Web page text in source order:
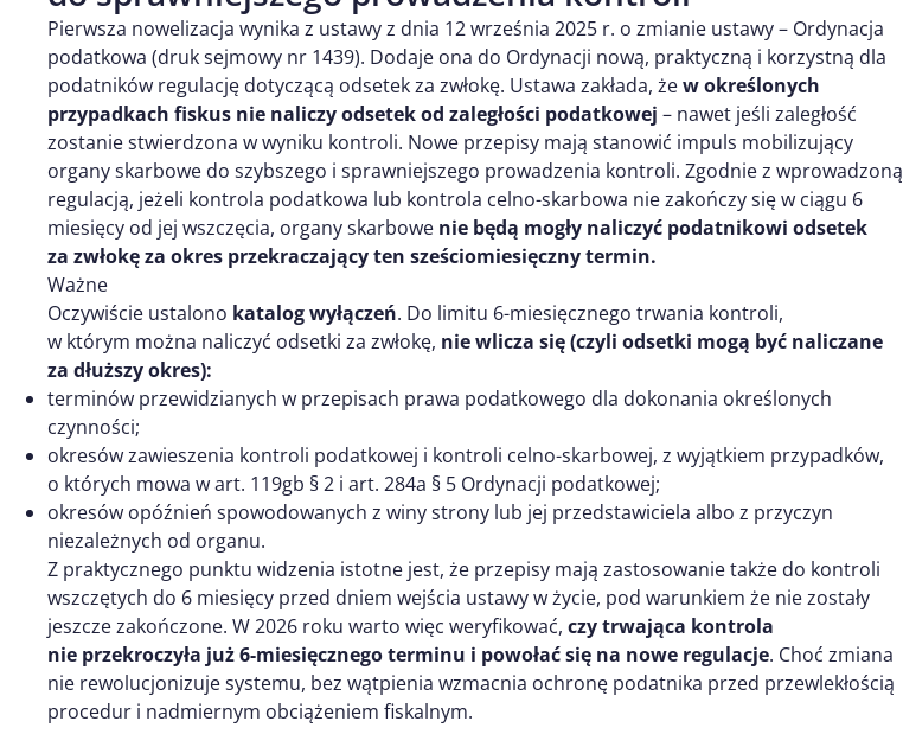
Pierwsza nowelizacja wynika z ustawy z dnia 12 września 2025 r. o zmianie ustawy – Ordynacja
podatkowa (druk sejmowy nr 1439). Dodaje ona do Ordynacji nową, praktyczną i korzystną dla
podatników regulację dotyczącą odsetek za zwłokę. Ustawa zakłada, żew określonych
przypadkach fiskus nie naliczy odsetek od zaległości podatkowej – nawet jeśli zaległość
zostanie stwierdzona w wyniku kontroli. Nowe przepisy mają stanowić impuls mobilizujący
organy skarbowe do szybszego i sprawniejszego prowadzenia kontroli. Zgodnie z wprowadzoną
regulacją, jeżeli kontrola podatkowa lub kontrola celno-skarbowa nie zakończy się w ciągu 6
miesięcy od jej wszczęcia, organy skarbowe nie będą mogły naliczyć podatnikowi odsetek
za zwłokę za okres przekraczający ten sześciomiesięczny termin.
Ważne
Oczywiście ustalono katalog wyłączeń. Do limitu 6-miesięcznego trwania kontroli,
w którym można naliczyć odsetki za zwłokę, nie wlicza się (czyli odsetki mogą być naliczane
za dłuższy okres):
terminów przewidzianych w przepisach prawa podatkowego dla dokonania określonych
czynności;
okresów zawieszenia kontroli podatkowej i kontroli celno-skarbowej, z wyjątkiem przypadków,
o których mowa w art. 119gb § 2 i art. 284a § 5 Ordynacji podatkowej;
okresów opóźnień spowodowanych z winy strony lub jej przedstawiciela albo z przyczyn
niezależnych od organu.
Z praktycznego punktu widzenia istotne jest, że przepisy mają zastosowanie także do kontroli
wszczętych do 6 miesięcy przed dniem wejścia ustawy w życie, pod warunkiem że nie zostały
jeszcze zakończone. W 2026 roku warto więc weryfikować, czy trwająca kontrola
nie przekroczyła już 6-miesięcznego terminu i powołać się na nowe regulacje. Choć zmiana
nie rewolucjonizuje systemu, bez wątpienia wzmacnia ochronę podatnika przed przewlekłością
procedur i nadmiernym obciążeniem fiskalnym.